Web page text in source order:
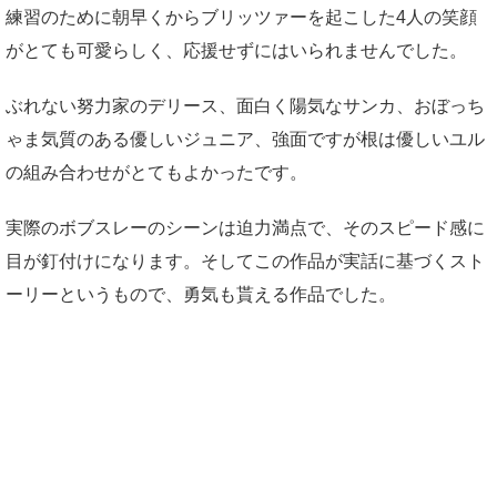
練習のために朝早くからブリッツァーを起こした4人の笑顔
がとても可愛らしく、応援せずにはいられませんでした。
ぶれない努力家のデリース、面白く陽気なサンカ、おぼっち
ゃま気質のある優しいジュニア、強面ですが根は優しいユル
の組み合わせがとてもよかったです。
実際のボブスレーのシーンは迫力満点で、そのスピード感に
目が釘付けになります。そしてこの作品が実話に基づくスト
ーリーというもので、勇気も貰える作品でした。